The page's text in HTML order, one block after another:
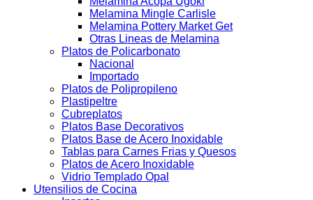
Melamina Mingle Carlisle
Melamina Pottery Market Get
Otras Lineas de Melamina
Platos de Policarbonato
Nacional
Importado
Platos de Polipropileno
Plastipeltre
Cubreplatos
Platos Base Decorativos
Platos Base de Acero Inoxidable
Tablas para Carnes Frias y Quesos
Platos de Acero Inoxidable
Vidrio Templado Opal
Utensilios de Cocina